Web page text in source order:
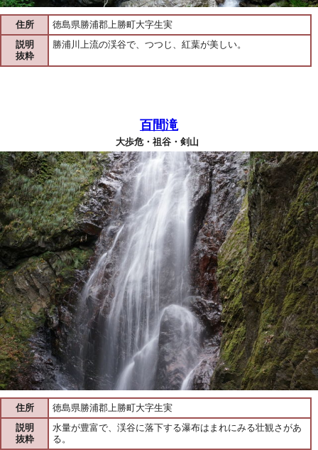
住所
徳島県勝浦郡上勝町大字生実
説明
抜粋
勝浦川上流の渓谷で、つつじ、紅葉が美しい。
百間滝
大歩危・祖谷・剣山
住所
徳島県勝浦郡上勝町大字生実
説明
抜粋
水量が豊富で、渓谷に落下する瀑布はまれにみる壮観さがあ
る。